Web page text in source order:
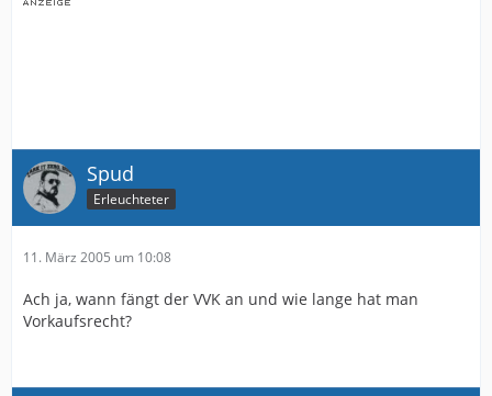
Spud
Erleuchteter
11. März 2005 um 10:08
Ach ja, wann fängt der VVK an und wie lange hat man
Vorkaufsrecht?